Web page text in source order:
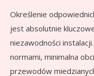
Określenie
jest absolutnie
niezawodności
normami, minimalna
przewodów